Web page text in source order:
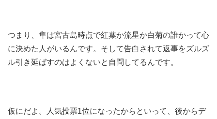
つまり、隼は宮古島時点で紅葉か流星か白菊の誰かって心
に決めた人がいるんです。そして告白されて返事をズルズ
ル引き延ばすのはよくないと自問してるんです。
仮にだよ。人気投票1位になったからといって、後からデ